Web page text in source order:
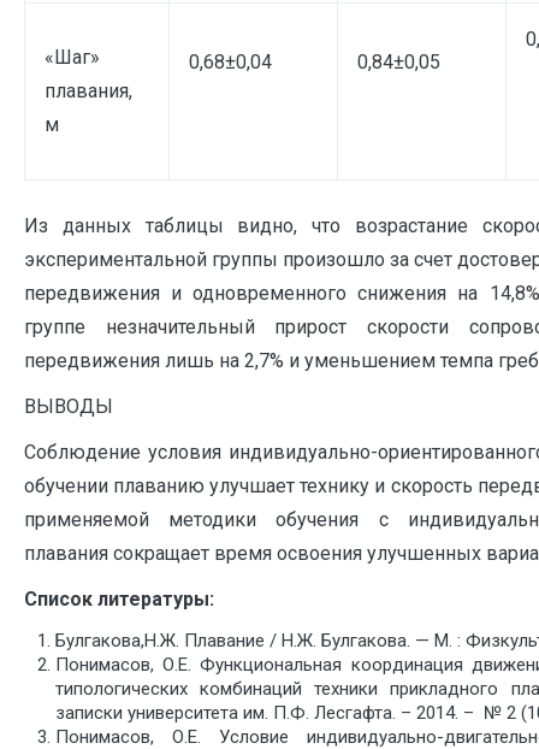
«Шаг»
плавания,
м
0,68±0,04 0,84±0,05
Из данных таблицы видно, что возрастание
экспериментальной группы произошло за счет
передвижения и одновременного снижения на
группе незначительный прирост скорости
передвижения лишь на 2,7% и уменьшением темпа
ВЫВОДЫ
Соблюдение условия индивидуально-
обучении плаванию улучшает технику и скорость
применяемой методики обучения с
плавания сокращает время освоения улучшенных
Список литературы:
Булгакова,Н.Ж. Плавание / Н.Ж. Булгакова. — М. :
Понимасов, О.Е. Функциональная координация
типологических комбинаций техники прикладного
записки университета им. П.Ф. Лесгафта. – 2014. – № 2
Понимасов, О.Е. Условие индивидуально-